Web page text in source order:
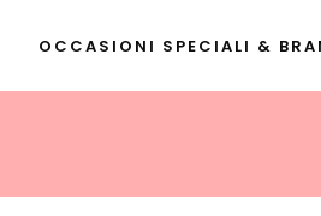
OCCASIONI SPECIALI &